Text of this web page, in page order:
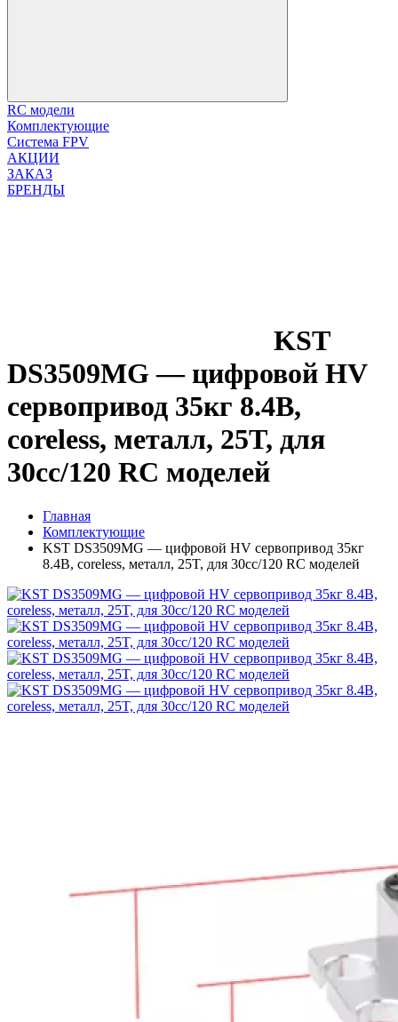
RC модели
Комплектующие
Система FPV
АКЦИИ
ЗАКАЗ
БРЕНДЫ
KST
DS3509MG — цифровой HV
сервопривод 35кг 8.4В,
coreless, металл, 25T, для
30cc/120 RC моделей
Главная
Комплектующие
KST DS3509MG — цифровой HV сервопривод 35кг
8.4В, coreless, металл, 25T, для 30cc/120 RC моделей